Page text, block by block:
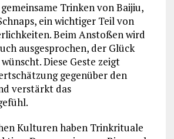
Trinken von Baijiu,
ein wichtiger Teil von
Beim Anstoßen wird
ausgesprochen, der Glück
Diese Geste zeigt
gegenüber den
verstärkt das
Kulturen haben Trinkrituale